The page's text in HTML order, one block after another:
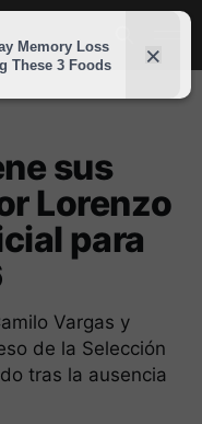
sus
Lorenzo
para
Vargas y
de la Selección
tras la ausencia